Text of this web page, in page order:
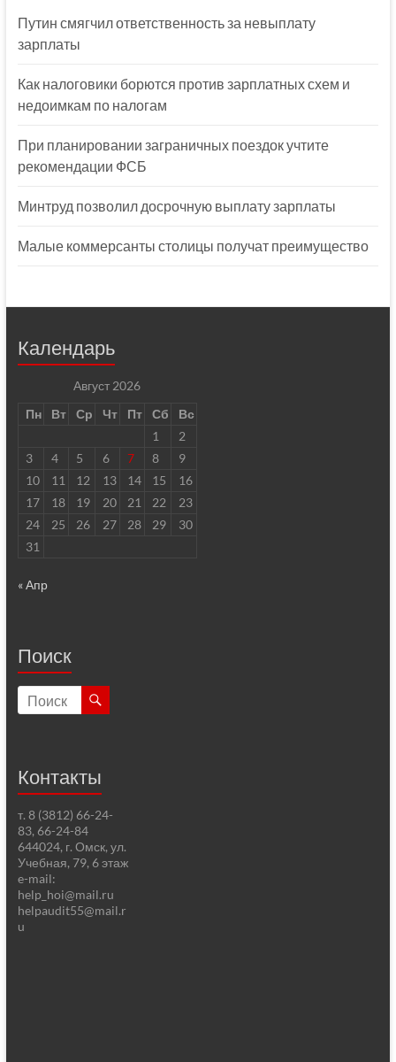
Путин смягчил ответственность за невыплату
зарплаты
Как налоговики борются против зарплатных схем и
недоимкам по налогам
При планировании заграничных поездок учтите
рекомендации ФСБ
Минтруд позволил досрочную выплату зарплаты
Малые коммерсанты столицы получат преимущество
Календарь
Август 2026
Пн
Вт Ср Чт Пт Сб
Вс
1
2
3
4 5 6 7 8
9
10
11 12 13 14 15
16
17
18 19 20 21 22
23
24
25 26 27 28 29
30
31
« Апр
Поиск
Контакты
т. 8 (3812) 66-24-
83, 66-24-84
644024, г. Омск, ул.
Учебная, 79, 6 этаж
e-mail:
help_hoi@mail.ru
helpaudit55@mail.r
u